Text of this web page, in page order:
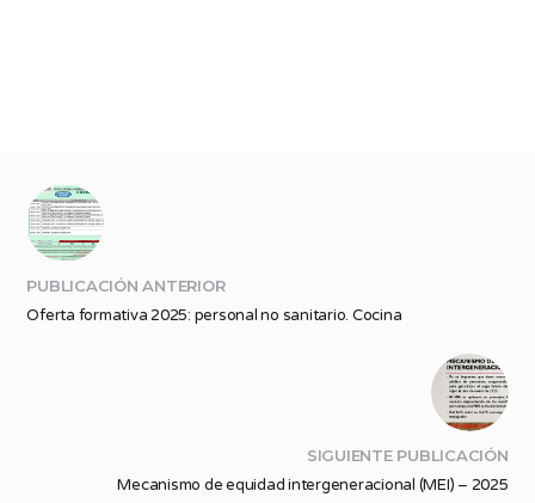
PUBLICACIÓN ANTERIOR
Oferta formativa 2025: personal no sanitario. Cocina
SIGUIENTE PUBLICACIÓN
Mecanismo de equidad intergeneracional (MEI) – 2025